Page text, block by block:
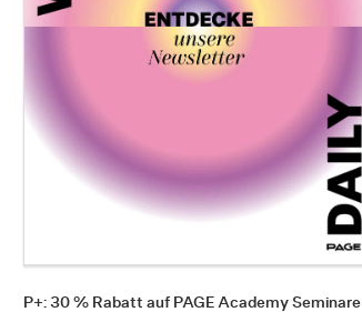
P+: 30 % Rabatt auf PAGE Academy Seminare